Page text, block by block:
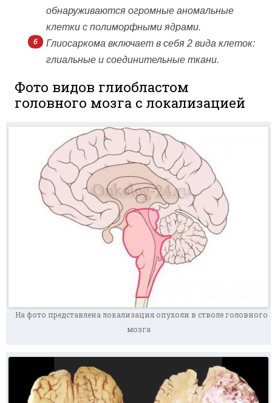
обнаруживаются огромные аномальные
клетки с полиморфными ядрами.
Глиосаркома включает в себя 2 вида клеток:
глиальные и соединительные ткани.
Фото видов глиобластом
головного мозга с локализацией
На фото представлена локализация опухоли в стволе головного
мозга